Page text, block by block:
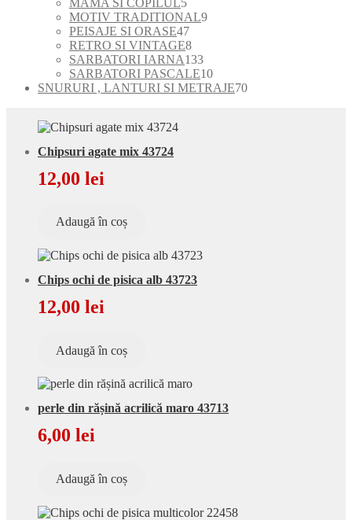
produse
MOTIV TRADITIONAL99
PEISAJE SI ORASE4747
de
produse
RETRO SI VINTAGE88
produse
SARBATORI IARNA133133
de
produse
SARBATORI PASCALE1010
produse
SNURURI , LANTURI SI METRAJE7070
Chipsuri agate mix 43724
12,00 lei
Adaugă în coș
Chips ochi de pisica alb 43723
12,00 lei
Adaugă în coș
perle din rășină acrilică maro 43713
6,00 lei
Adaugă în coș